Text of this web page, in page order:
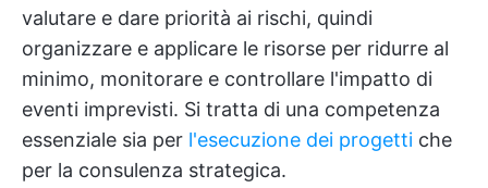
valutare e dare priorità ai rischi, quindi
organizzare e applicare le risorse per ridurre al
minimo, monitorare e controllare l'impatto di
eventi imprevisti. Si tratta di una competenza
essenziale sia per l'esecuzione dei progetti che
per la consulenza strategica.